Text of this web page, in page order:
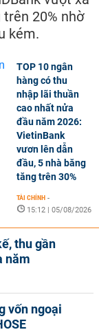
20% nhờ
kém.
TOP 10 ngân
hàng có thu
nhập lãi thuần
cao nhất nửa
đầu năm 2026:
VietinBank
vươn lên dẫn
đầu, 5 nhà băng
tăng trên 30%
TÀI CHÍNH -
15:12 | 05/08/2026
thu gần
năm
vốn ngoại